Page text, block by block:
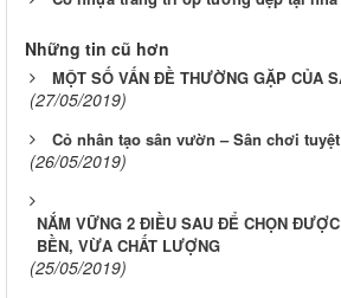
Những tin cũ hơn
MỘT SỐ VẤN ĐỀ THƯỜNG GẶP CỦA
(27/05/2019)
Cỏ nhân tạo sân vườn – Sân chơi
(26/05/2019)
NẮM VỮNG 2 ĐIỀU SAU ĐỂ CHỌN
BỀN, VỪA CHẤT LƯỢNG
(25/05/2019)